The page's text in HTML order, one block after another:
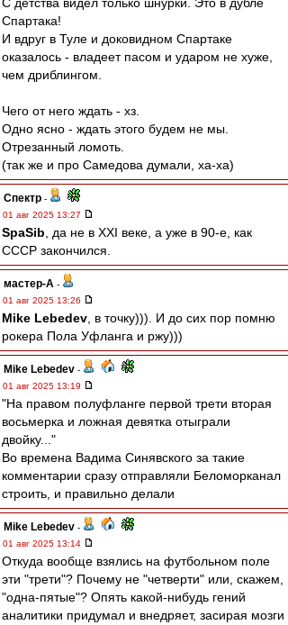
Спартака!
И вдруг в Туле и доковидном Спартаке
оказалось - владеет пасом и ударом не хуже,
чем дриблингом.
Чего от него ждать - хз.
Одно ясно - ждать этого будем не мы.
Отрезанный ломоть.
(так же и про Самедова думали, ха-ха)
Спектр -
01 авг 2025 13:27
SpaSib , да не в XXI веке, а уже в 90-е, как
СССР закончился.
мастер-А -
01 авг 2025 13:26
Mike Lebedev , в точку))). И до сих пор помню
рокера Пола Уфланга и ржу)))
Mike Lebedev -
01 авг 2025 13:19
"На правом полуфланге первой трети вторая
восьмерка и ложная девятка отыграли
двойку..."
Во времена Вадима Синявского за такие
комментарии сразу отправляли Беломорканал
строить, и правильно делали
Mike Lebedev -
01 авг 2025 13:14
Откуда вообще взялись на футбольном поле
эти "трети"? Почему не "четверти" или, скажем,
"одна-пятые"? Опять какой-нибудь гений
аналитики придумал и внедряет, засирая мозги